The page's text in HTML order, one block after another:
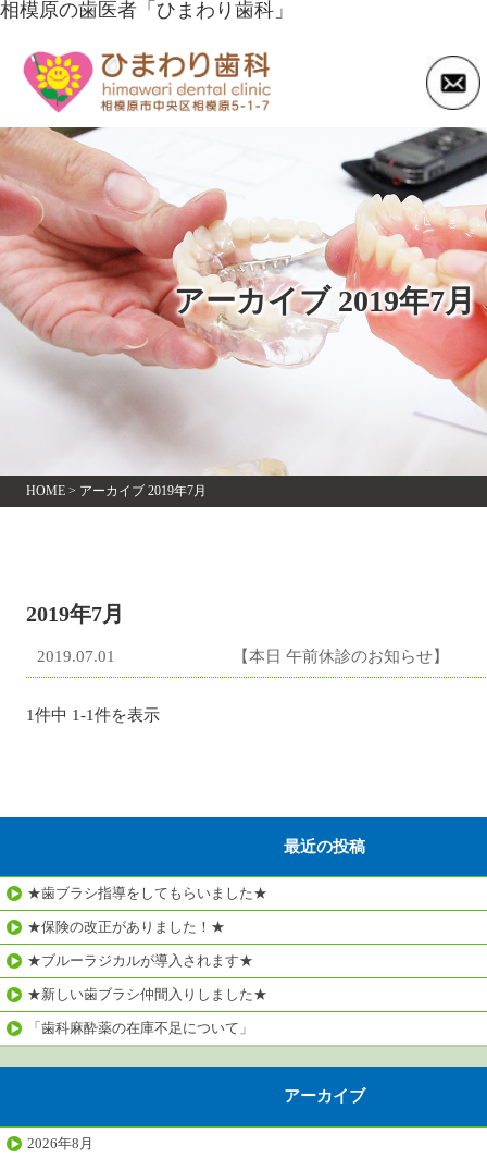
相模原の歯医者「ひまわり歯科」
アーカイブ 2019年7月
HOME> アーカイブ 2019年7月
2019年7月
2019.07.01 【本日 午前休診のお知らせ】
1件中 1-1件を表示
最近の投稿
★歯ブラシ指導をしてもらいました★
★保険の改正がありました！★
★ブルーラジカルが導入されます★
★新しい歯ブラシ仲間入りしました★
「歯科麻酔薬の在庫不足について」
アーカイブ
2026年8月